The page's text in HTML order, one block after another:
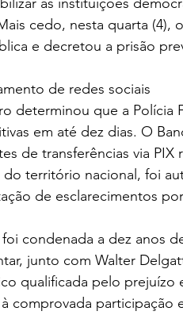
cedo, nesta quarta
e decretou a prisão
de redes sociais
determinou que a Polícia
em até dez dias. O
de transferências via
do território nacional, foi
de esclarecimentos
condenada a dez anos
junto com Walter
qualificada pelo
comprovada participação